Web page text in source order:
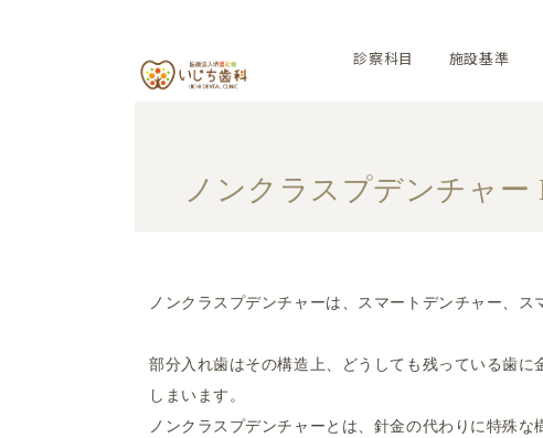
診察科目 施設基準
ノンクラスプデンチャー
ノンクラスプデンチャーは、スマートデンチャー、
部分入れ歯はその構造上、どうしても残っている歯
しまいます。
ノンクラスプデンチャーとは、針金の代わりに特殊